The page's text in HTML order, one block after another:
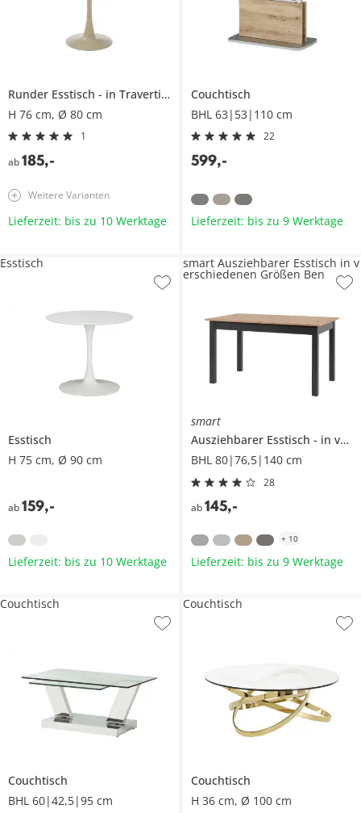
Runder Esstisch
in Travertinoptik
H 76 cm, Ø 80 cm
1
ab185,-
Weitere Varianten
Lieferzeit: bis zu 10 Werktage
Couchtisch
BHL 63|53|110 cm
22
599,-
Lieferzeit: bis zu 9 Werktage
Esstisch
H 75 cm, Ø 90 cm
ab159,-
Esstisch
Lieferzeit: bis zu 10 Werktage
smart
Ausziehbarer Esstisch
in verschiedenen Größen
BHL 80|76,5|140 cm
28
ab 145,-
smart Ausziehbarer Esstisch in v
erschiedenen Größen Ben
+ 10
Lieferzeit: bis zu 9 Werktage
Couchtisch
BHL 60|42,5|95 cm
Couchtisch
Couchtisch
H 36 cm, Ø 100 cm
Couchtisch